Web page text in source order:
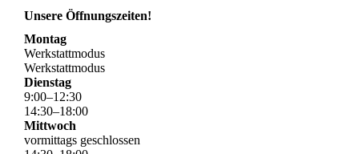
Unsere Öffnungszeiten!
Montag
Werkstattmodus
Werkstattmodus
Dienstag
9:00–12:30
14:30–18:00
Mittwoch
vormittags geschlossen